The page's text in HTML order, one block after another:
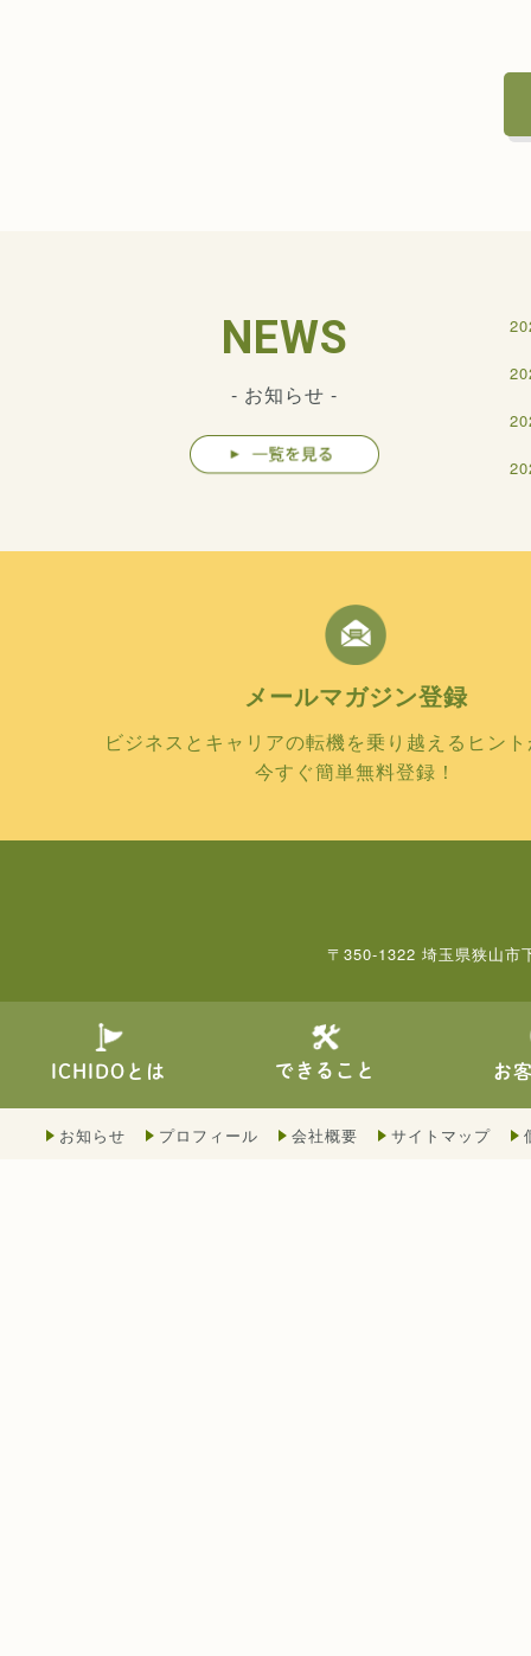
NEWS
- お知らせ -
メールマガジン登録
ビジネスとキャリアの転機を乗り越えるヒン
今すぐ簡単無料登録！
〒350-1322 埼玉県狭山市
ICHIDOとは できること お
お知らせ プロフィール 会社概要 サイトマップ